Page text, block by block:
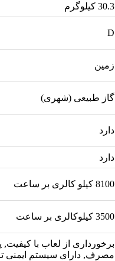
30.3 کیلوگرم
D
زمین
گاز طبیعی (شهری)
دارد
دارد
8100 کیلو کالری بر ساعت
3500 کیلوکالری بر ساعت
برخورداری از لعاب با کیفیت,
مصرف, دارای سیستم ایمنی